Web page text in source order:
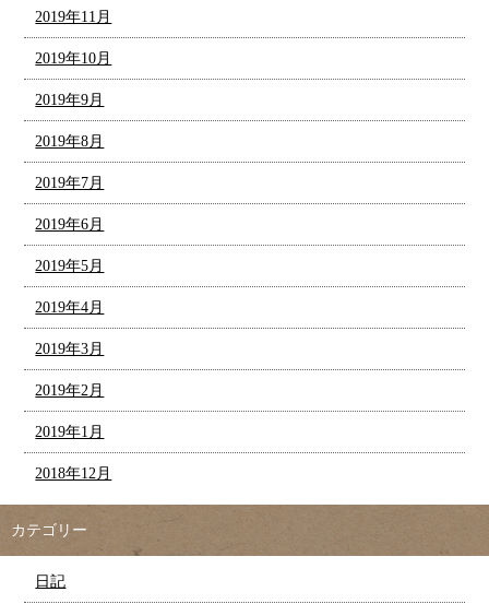
2019年11月
2019年10月
2019年9月
2019年8月
2019年7月
2019年6月
2019年5月
2019年4月
2019年3月
2019年2月
2019年1月
2018年12月
カテゴリー
日記